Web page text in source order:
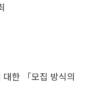
한 「모집 방식의